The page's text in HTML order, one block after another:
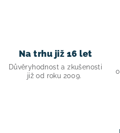
s
Na trhu již 16 let
Důvěryhodnost a zkušenosti
již od roku 2009.